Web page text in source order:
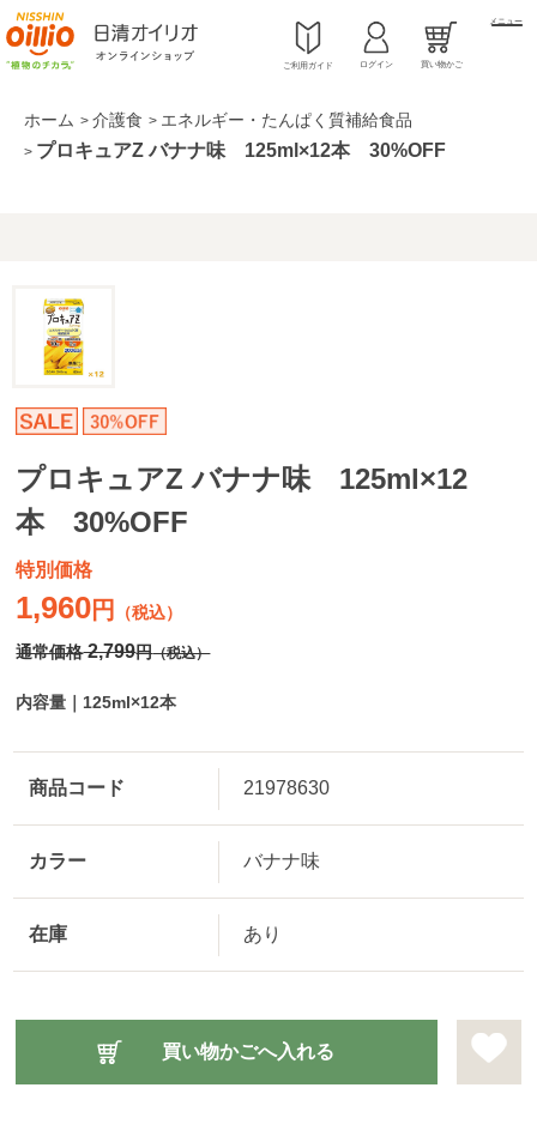
ご利用ガイド ログイン 買い物かご
メニュー
ホーム > 介護食 > エネルギー・たんぱく質補給食品
> プロキュアZ バナナ味 125ml×12本 30%OFF
プロキュアZ バナナ味 125ml×12
本 30%OFF
内容量｜125ml×12本
特別価格
1,960円 （税込）
通常価格2,799円（税込）
商品コード 21978630
カラー バナナ味
在庫 あり